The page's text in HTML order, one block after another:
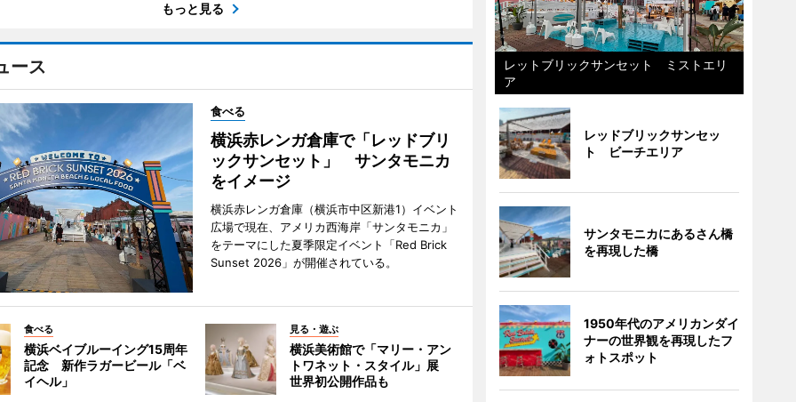
もっと見る
ース
食べる
横浜赤レンガ倉庫で「レッドブリ
ックサンセット」 サンタモニカ
をイメージ
横浜赤レンガ倉庫（横浜市中区新港1）イベント
広場で現在、アメリカ西海岸「サンタモニカ」
をテーマにした夏季限定イベント「Red Brick
Sunset 2026」が開催されている。
食べる
横浜ベイブルーイング15周年
記念 新作ラガービール「ベ
イヘル」
見る・遊ぶ
横浜美術館で「マリー・アン
トワネット・スタイル」展
世界初公開作品も
レットブリックサンセット ミストエリ
ア
レッドブリックサンセッ
ト ビーチエリア
サンタモニカにあるさん橋
を再現した橋
1950年代のアメリカンダイ
ナーの世界観を再現したフ
ォトスポット